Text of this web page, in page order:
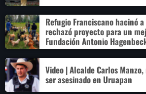
Refugio Franciscano hacinó
rechazó proyecto para un
Fundación Antonio
Video | Alcalde Carlos
ser asesinado en Uruapan